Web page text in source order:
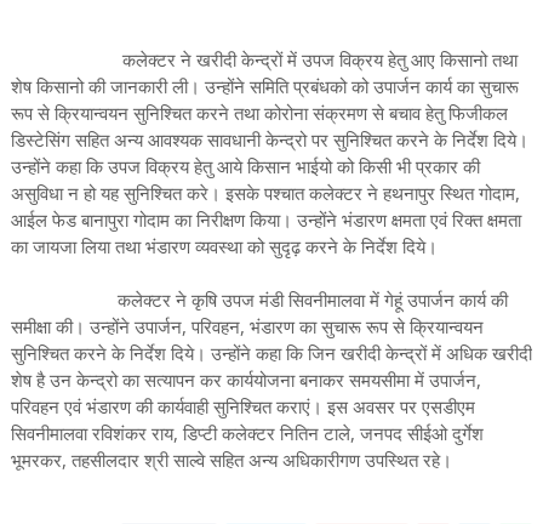
कलेक्टर ने खरीदी केन्द्रों में उपज विक्रय हेतु आए किसानो तथा
शेष किसानो की जानकारी ली। उन्होंने समिति प्रबंधको को उपार्जन कार्य का सुचारू
रूप से क्रियान्वयन सुनिश्चित करने तथा कोरोना संक्रमण से बचाव हेतु फिजीकल
डिस्टेसिंग सहित अन्य आवश्यक सावधानी केन्द्रो पर सुनिश्चित करने के निर्देश दिये।
उन्होंने कहा कि उपज विक्रय हेतु आये किसान भाईयो को किसी भी प्रकार की
असुविधा न हो यह सुनिश्चित करे। इसके पश्चात कलेक्टर ने हथनापुर स्थित गोदाम,
आईल फेड बानापुरा गोदाम का निरीक्षण किया। उन्होंने भंडारण क्षमता एवं रिक्त क्षमता
का जायजा लिया तथा भंडारण व्यवस्था को सुदृढ़ करने के निर्देश दिये।
कलेक्टर ने कृषि उपज मंडी सिवनीमालवा में गेहूं उपार्जन कार्य की
समीक्षा की। उन्होंने उपार्जन, परिवहन, भंडारण का सुचारू रूप से क्रियान्वयन
सुनिश्चित करने के निर्देश दिये। उन्होंने कहा कि जिन खरीदी केन्द्रों में अधिक खरीदी
शेष है उन केन्द्रो का सत्यापन कर कार्ययोजना बनाकर समयसीमा में उपार्जन,
परिवहन एवं भंडारण की कार्यवाही सुनिश्चित कराएं। इस अवसर पर एसडीएम
सिवनीमालवा रविशंकर राय, डिप्टी कलेक्टर नितिन टाले, जनपद सीईओ दुर्गेश
भूमरकर, तहसीलदार श्री साल्वे सहित अन्य अधिकारीगण उपस्थित रहे।